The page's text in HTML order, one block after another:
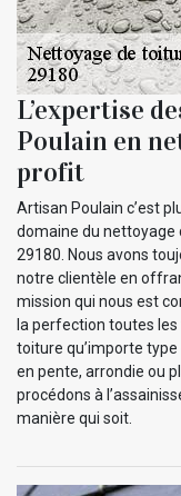
L’expertise
Poulain en
profit
Artisan Poulain c’est
domaine du nettoyage
29180. Nous avons
notre clientèle en
mission qui nous est
la perfection toutes
toiture qu’importe
en pente, arrondie ou
procédons à
manière qui soit.